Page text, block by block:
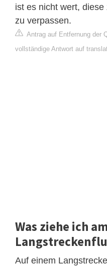
ist es nicht wert,
zu verpassen.
Antrag auf Entfernung der
vollständige Antwort auf
Was ziehe ich
Auf einem